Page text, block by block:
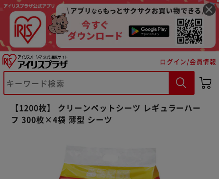
ログイン/会員情報
【1200枚】 クリーンペットシーツ レギュラーハー
フ 300枚×4袋 薄型 シーツ